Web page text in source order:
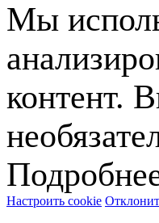
Мы
контент.
Настроить cookie